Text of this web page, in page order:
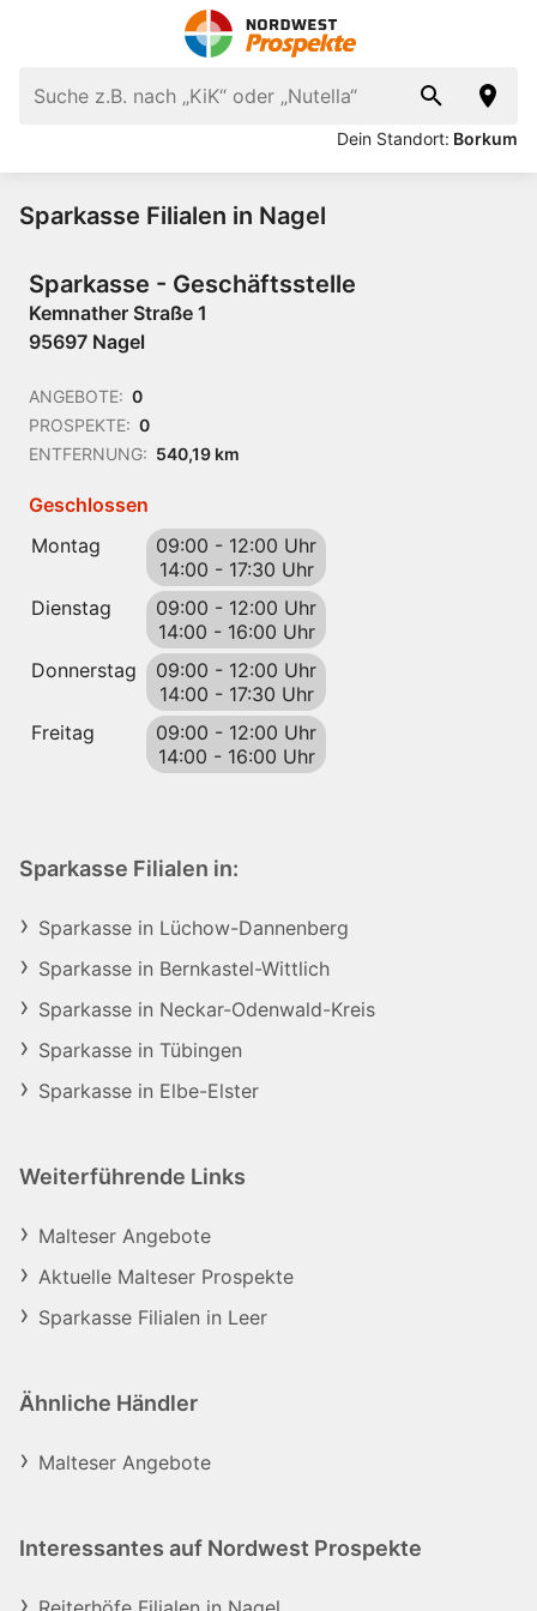
Dein Standort: Borkum
Sparkasse Filialen in Nagel
Sparkasse - Geschäftsstelle
Kemnather Straße 1
95697 Nagel
ANGEBOTE: 0
PROSPEKTE: 0
ENTFERNUNG: 540,19 km
Geschlossen
Montag
09:00 - 12:00 Uhr
14:00 - 17:30 Uhr
Dienstag
09:00 - 12:00 Uhr
14:00 - 16:00 Uhr
Donnerstag
09:00 - 12:00 Uhr
14:00 - 17:30 Uhr
Freitag
09:00 - 12:00 Uhr
14:00 - 16:00 Uhr
Sparkasse Filialen in:
Sparkasse in Lüchow-Dannenberg
Sparkasse in Bernkastel-Wittlich
Sparkasse in Neckar-Odenwald-Kreis
Sparkasse in Tübingen
Sparkasse in Elbe-Elster
Weiterführende Links
Malteser Angebote
Aktuelle Malteser Prospekte
Sparkasse Filialen in Leer
Ähnliche Händler
Malteser Angebote
Interessantes auf Nordwest Prospekte